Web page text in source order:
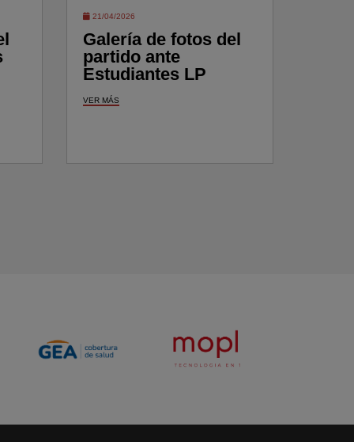
21/04/2026
Galería de fotos del
partido ante
Estudiantes LP
VER MÁS